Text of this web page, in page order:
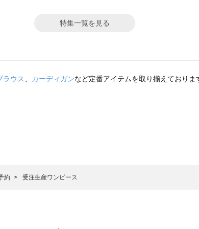
特集一覧を見る
ラウス、 カーディガンなど定番アイテムを取り揃えておりま
約 受注生産ワンピース